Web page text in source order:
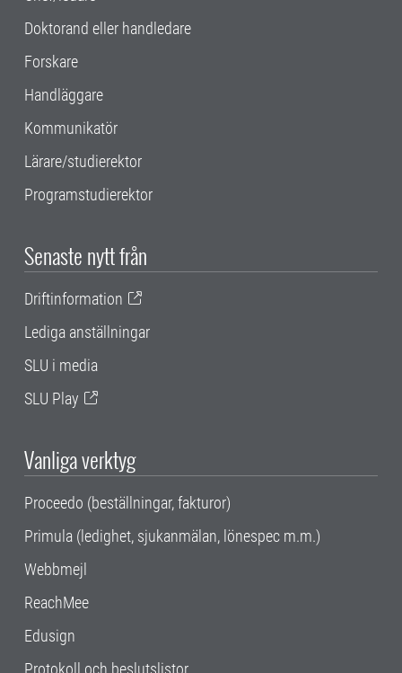
Doktorand eller handledare
Forskare
Handläggare
Kommunikatör
Lärare/studierektor
Programstudierektor
Senaste nytt från
Driftinformation
Lediga anställningar
SLU i media
SLU Play
Vanliga verktyg
Proceedo (beställningar, fakturor)
Primula (ledighet, sjukanmälan, lönespec m.m.)
Webbmejl
ReachMee
Edusign
Protokoll och beslutslistor